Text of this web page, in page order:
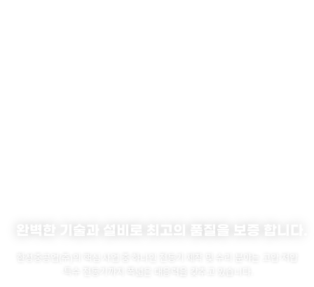
완벽한 기술과 설비로 최고의 품질을 보증 합니다.
한성중공업(주)의 핵심 사업 중 하나인 전동기 제작 및 수리 분야는 고압·저압
·특수 전동기까지 폭넓은 대응력을 갖추고 있습니다.